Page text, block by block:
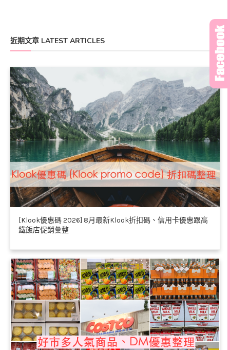
近期文章 LATEST ARTICLES
[Klook優惠碼 2026] 8月最新Klook折扣碼、信用卡優惠跟高
鐵飯店促銷彙整